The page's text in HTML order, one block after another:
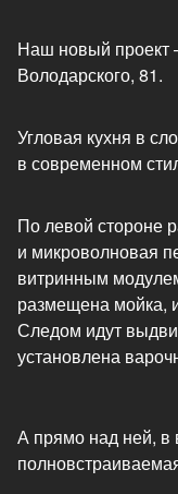
Наш новый проект
Володарского, 81.
Угловая кухня в
в современном
По левой стороне
и микроволновая
витринным
размещена мойка,
Следом идут
установлена
А прямо над ней, в